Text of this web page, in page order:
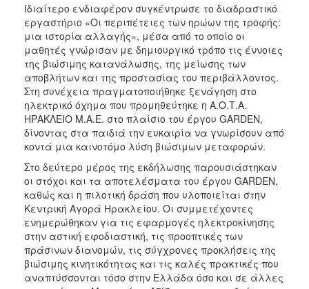
Ιδιαίτερο ενδιαφέρον συγκέντρωσε το διαδραστικό
εργαστήριο «Οι περιπέτειες των ηρώων της τροφής:
μια ιστορία αλλαγής», μέσα από το οποίο οι
μαθητές γνώρισαν με δημιουργικό τρόπο τις έννοιες
της βιώσιμης κατανάλωσης, της μείωσης των
αποβλήτων και της προστασίας του περιβάλλοντος.
Στη συνέχεια πραγματοποιήθηκε ξενάγηση στο
ηλεκτρικό όχημα που προμηθεύτηκε η Α.Ο.Τ.Α.
ΗΡΑΚΛΕΙΟ Μ.Α.Ε. στο πλαίσιο του έργου GARDEN,
δίνοντας στα παιδιά την ευκαιρία να γνωρίσουν από
κοντά μια καινοτόμο λύση βιώσιμων μεταφορών.
Στο δεύτερο μέρος της εκδήλωσης παρουσιάστηκαν
οι στόχοι και τα αποτελέσματα του έργου GARDEN,
καθώς και η πιλοτική δράση που υλοποιείται στην
Κεντρική Αγορά Ηρακλείου. Οι συμμετέχοντες
ενημερώθηκαν για τις εφαρμογές ηλεκτροκίνησης
στην αστική εφοδιαστική, τις προοπτικές των
πράσινων διανομών, τις σύγχρονες προκλήσεις της
βιώσιμης κινητικότητας και τις καλές πρακτικές που
αναπτύσσονται τόσο στην Ελλάδα όσο και σε άλλες